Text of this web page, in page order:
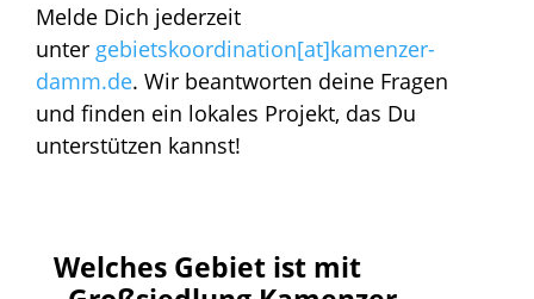
Melde Dich jederzeit
unter gebietskoordination[at]kamenzer-
damm.de. Wir beantworten deine Fragen
und finden ein lokales Projekt, das Du
unterstützen kannst!
Welches Gebiet ist mit